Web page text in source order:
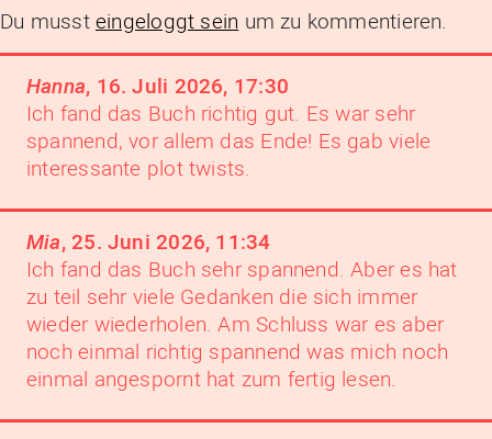
Du musst eingeloggt sein um zu kommentieren.
Hanna, 16. Juli 2026, 17:30
Ich fand das Buch richtig gut. Es war sehr
spannend, vor allem das Ende! Es gab viele
interessante plot twists.
Mia,25. Juni 2026, 11:34
Ich fand das Buch sehr spannend. Aber es hat
zu teil sehr viele Gedanken die sich immer
wieder wiederholen. Am Schluss war es aber
noch einmal richtig spannend was mich noch
einmal angespornt hat zum fertig lesen.